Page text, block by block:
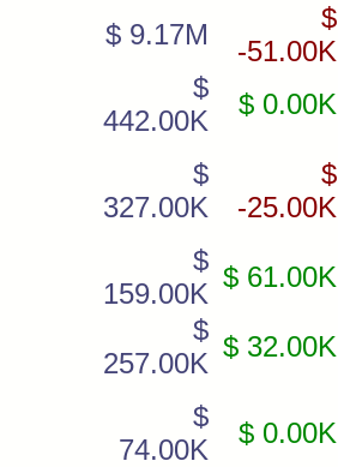
$ 9.17M
$
-51.00K
$
442.00K
$ 0.00K
$
327.00K
$
-25.00K
$
159.00K
$ 61.00K
$
257.00K
$ 32.00K
$
74.00K
$ 0.00K